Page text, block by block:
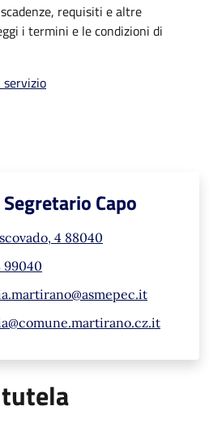
requisiti e altre
i termini e le condizioni di
servizio
Capo
4 88040
99040